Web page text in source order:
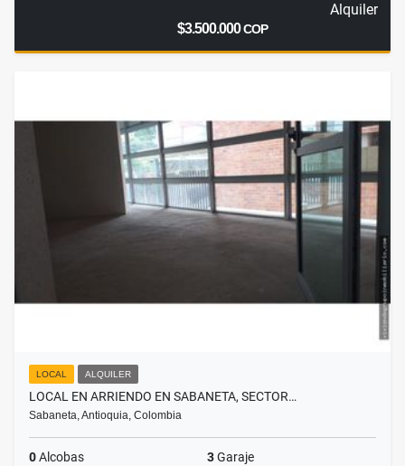
Alquiler
$3.500.000COP
LOCAL ALQUILER
LOCAL EN ARRIENDO EN SABANETA, SECTOR…
Sabaneta, Antioquia, Colombia
0Alcobas 3Garaje